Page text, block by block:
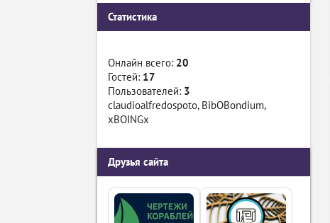
Статистика
Онлайн всего: 20
Гостей: 17
Пользователей: 3
claudioalfredospoto, BibOBondium,
xBOINGx
Друзья сайта